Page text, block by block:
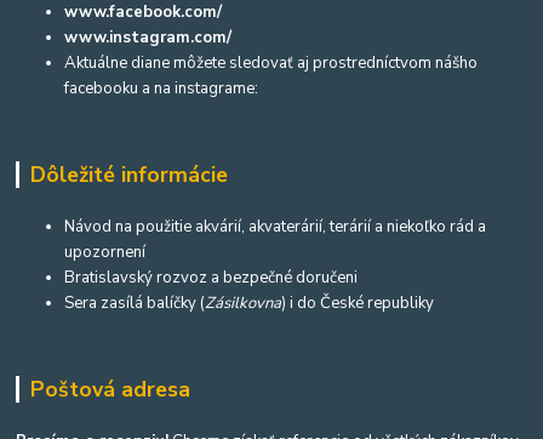
www.facebook.com/
www.instagram.com/
Aktuálne diane môžete sledovať aj prostredníctvom nášho
facebooku a na instagrame:
Dôležité informácie
Návod na použitie akvárií, akvaterárií, terárií a niekoľko rád a
upozornení
Bratislavský rozvoz a bezpečné doručeni
Sera zasílá balíčky (Zásilkovna) i do České republiky
Poštová adresa